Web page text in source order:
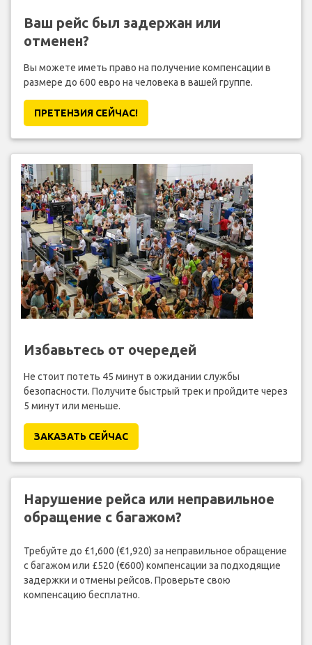
Ваш рейс был задержан или
отменен?
Вы можете иметь право на получение компенсации в
размере до 600 евро на человека в вашей группе.
ПРЕТЕНЗИЯ CЕЙЧАС!
Избавьтесь от очередей
Не стоит потеть 45 минут в ожидании службы
безопасности. Получите быстрый трек и пройдите через
5 минут или меньше.
ЗАКАЗАТЬ СЕЙЧАС
Нарушение рейса или неправильное
обращение с багажом?
Требуйте до £1,600 (€1,920) за неправильное обращение
с багажом или £520 (€600) компенсации за подходящие
задержки и отмены рейсов. Проверьте свою
компенсацию бесплатно.